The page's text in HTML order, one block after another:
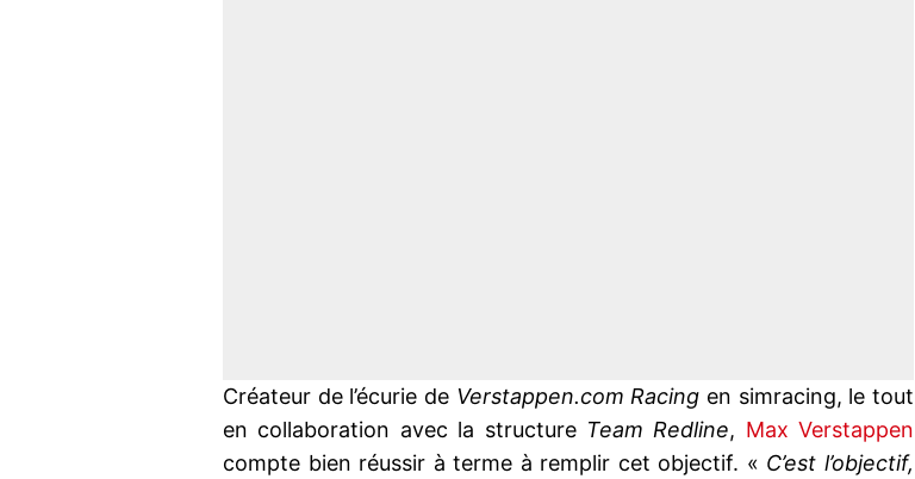
Créateur de l’écurie de Verstappen.com Racing en simracing, le tout
en collaboration avec la structure Team Redline, Max Verstappen
compte bien réussir à terme à remplir cet objectif. « C’est l’objectif,